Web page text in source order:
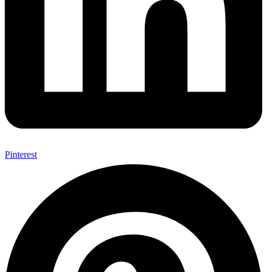
Pinterest